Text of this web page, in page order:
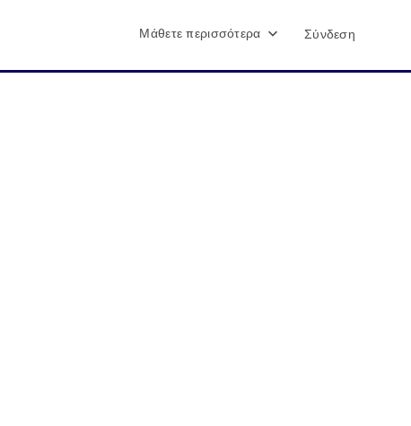
Μάθετε περισσότερα Σύνδεση